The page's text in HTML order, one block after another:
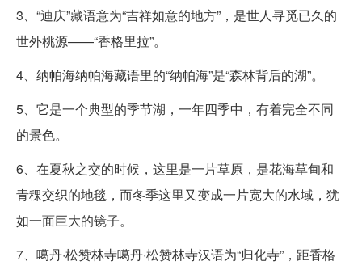
3、“迪庆”藏语意为“吉祥如意的地方”，是世人寻觅已久的
世外桃源——“香格里拉”。
4、纳帕海纳帕海藏语里的“纳帕海”是“森林背后的湖”。
5、它是一个典型的季节湖，一年四季中，有着完全不同
的景色。
6、在夏秋之交的时候，这里是一片草原，是花海草甸和
青稞交织的地毯，而冬季这里又变成一片宽大的水域，犹
如一面巨大的镜子。
7、噶丹·松赞林寺噶丹·松赞林寺汉语为“归化寺”，距香格